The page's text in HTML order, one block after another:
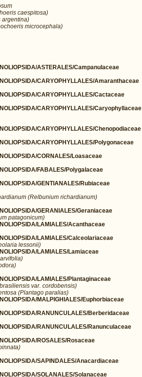
caespitosa)
argentina)
microcephala)
ASTERALES/Campanulaceae
CARYOPHYLLALES/Amaranthaceae
CARYOPHYLLALES/Cactaceae
CARYOPHYLLALES/Caryophyllaceae
CARYOPHYLLALES/Chenopodiaceae
CARYOPHYLLALES/Polygonaceae
CORNALES/Loasaceae
FABALES/Polygalaceae
GENTIANALES/Rubiaceae
(Relbunium richardianum)
GERANIALES/Geraniaceae
patagonicum)
LAMIALES/Acanthaceae
LAMIALES/Calceolariaceae
lessonii)
LAMIALES/Lamiaceae
LAMIALES/Plantaginaceae
var. cordobensis)
(Plantago paralias)
MALPIGHIALES/Euphorbiaceae
RANUNCULALES/Berberidaceae
RANUNCULALES/Ranunculaceae
ROSALES/Rosaceae
SAPINDALES/Anacardiaceae
SOLANALES/Solanaceae